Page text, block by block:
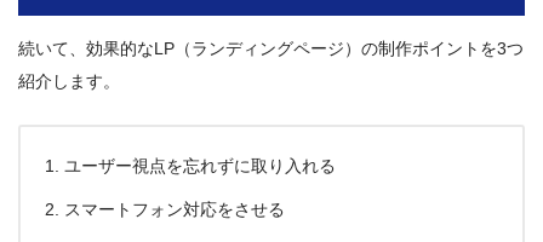
続いて、効果的なLP（ランディングページ）の制作ポイントを3つ
紹介します。
ユーザー視点を忘れずに取り入れる
スマートフォン対応をさせる